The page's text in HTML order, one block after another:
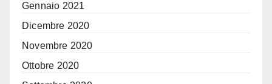
Gennaio 2021
Dicembre 2020
Novembre 2020
Ottobre 2020